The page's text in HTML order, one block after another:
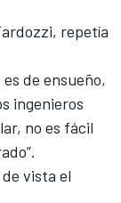
repetía
de ensueño,
ingenieros
no es fácil
vista el